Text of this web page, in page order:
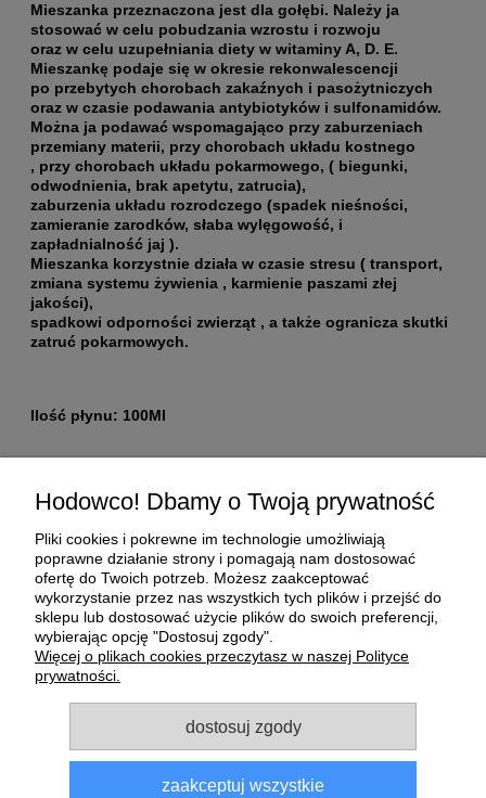
Mieszanka przeznaczona jest dla gołębi. Należy ja
stosować w celu pobudzania wzrostu i rozwoju
oraz w celu uzupełniania diety w witaminy A, D. E.
Mieszankę podaje się w okresie rekonwalescencji
po przebytych chorobach zakaźnych i pasożytniczych
oraz w czasie podawania antybiotyków i sulfonamidów.
Można ja podawać wspomagająco przy zaburzeniach
przemiany materii, przy chorobach układu kostnego
, przy chorobach układu pokarmowego, ( biegunki,
odwodnienia, brak apetytu, zatrucia),
zaburzenia układu rozrodczego (spadek nieśności,
zamieranie zarodków, słaba wylęgowość, i
zapładnialność jaj ).
Mieszanka korzystnie działa w czasie stresu ( transport,
zmiana systemu żywienia , karmienie paszami złej
jakości),
spadkowi odporności zwierząt , a także ogranicza skutki
zatruć pokarmowych.
Ilość płynu: 100Ml
Moje konto
Płatności i dostawa
O nas
Informacje
Sklep dla gołębi E-Golab.pl| NIP: 6492311073 | ul.
Hodowco! Dbamy o Twoją prywatność
Pliki cookies i pokrewne im technologie umożliwiają
poprawne działanie strony i pomagają nam dostosować
ofertę do Twoich potrzeb. Możesz zaakceptować
wykorzystanie przez nas wszystkich tych plików i przejść do
sklepu lub dostosować użycie plików do swoich preferencji,
wybierając opcję "Dostosuj zgody".
Więcej o plikach cookies przeczytasz w naszej Polityce
prywatności.
dostosuj zgody
zaakceptuj wszystkie